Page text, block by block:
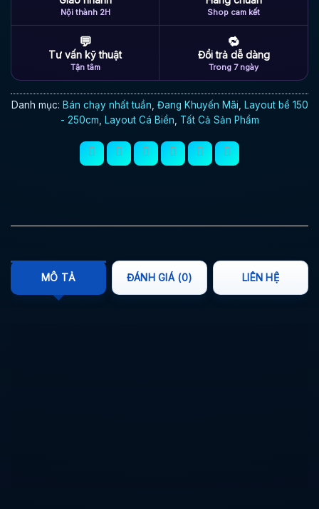
Nội thành 2H Shop cam kết
💬
Tư vấn kỹ thuật
Tận tâm
🔁
Đổi trả dễ dàng
Trong 7 ngày
Danh mục: Bán chạy nhất tuần, Đang Khuyến Mãi, Layout bể 150
- 250cm, Layout Cá Biển, Tất Cả Sản Phẩm
MÔ TẢ ĐÁNH GIÁ (0) LIÊN HỆ